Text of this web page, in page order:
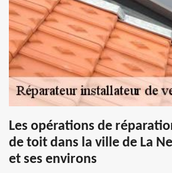
Les opérations de
de toit dans la ville de La
et ses environs